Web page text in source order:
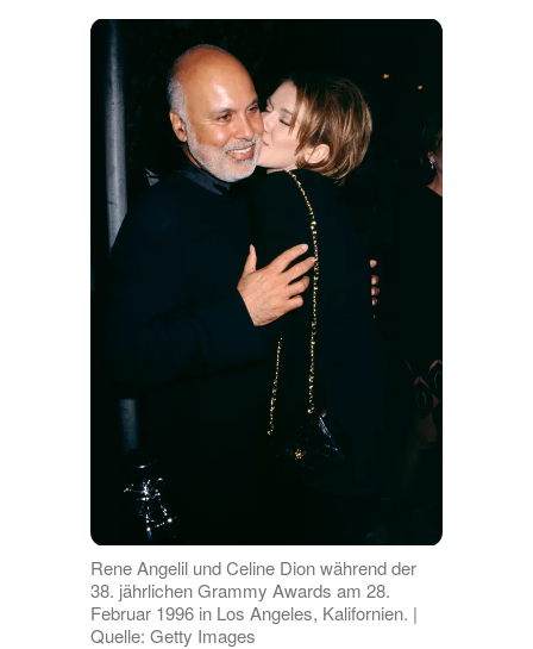
Rene Angelil und Celine Dion während der
38. jährlichen Grammy Awards am 28.
Februar 1996 in Los Angeles, Kalifornien. |
Quelle: Getty Images